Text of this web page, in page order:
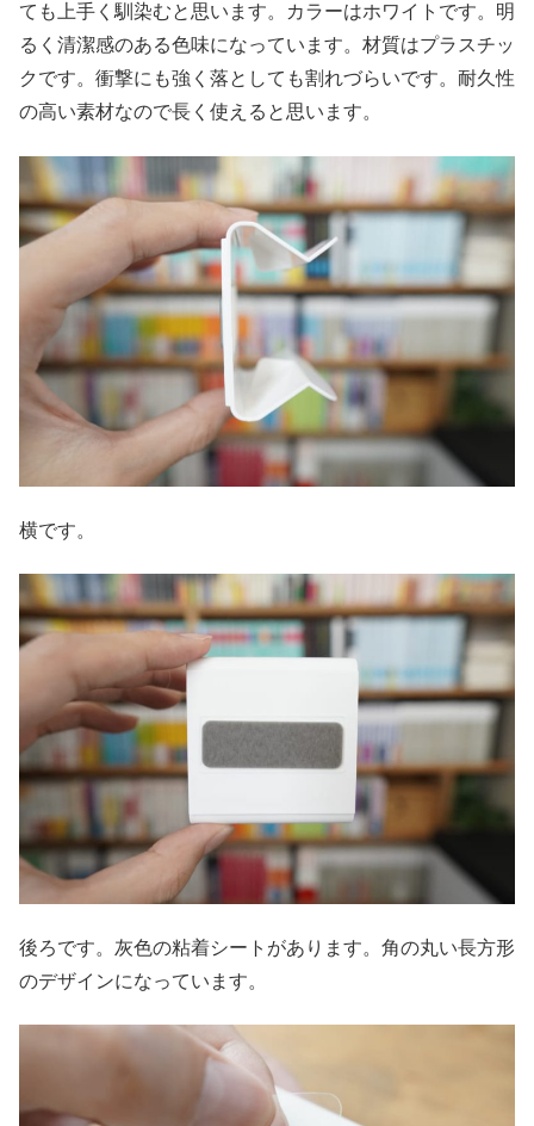
ても上手く馴染むと思います。カラーはホワイトです。明
るく清潔感のある色味になっています。材質はプラスチッ
クです。衝撃にも強く落としても割れづらいです。耐久性
の高い素材なので長く使えると思います。
横です。
後ろです。灰色の粘着シートがあります。角の丸い長方形
のデザインになっています。